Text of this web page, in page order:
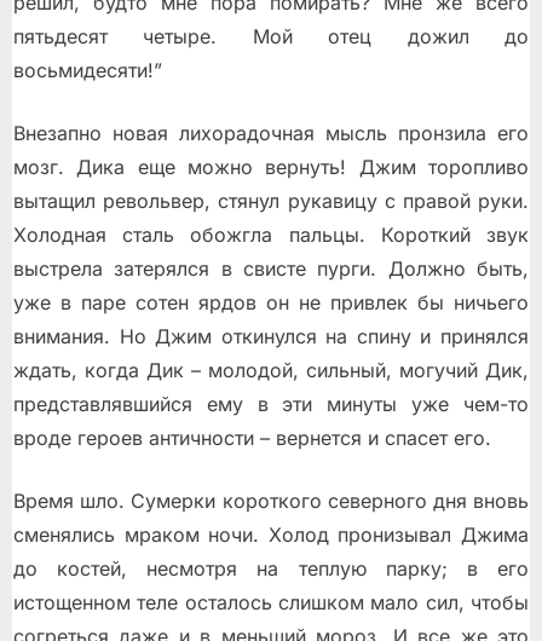
пятьдесят четыре. Мой отец дожил до
восьмидесяти!”
Внезапно новая лихорадочная мысль пронзила его
мозг. Дика еще можно вернуть! Джим торопливо
вытащил револьвер, стянул рукавицу с правой руки.
Холодная сталь обожгла пальцы. Короткий звук
выстрела затерялся в свисте пурги. Должно быть,
уже в паре сотен ярдов он не привлек бы ничьего
внимания. Но Джим откинулся на спину и принялся
ждать, когда Дик – молодой, сильный, могучий Дик,
представлявшийся ему в эти минуты уже чем-то
вроде героев античности – вернется и спасет его.
Время шло. Сумерки короткого северного дня вновь
сменялись мраком ночи. Холод пронизывал Джима
до костей, несмотря на теплую парку; в его
истощенном теле осталось слишком мало сил, чтобы
согреться даже и в меньший мороз. И все же это